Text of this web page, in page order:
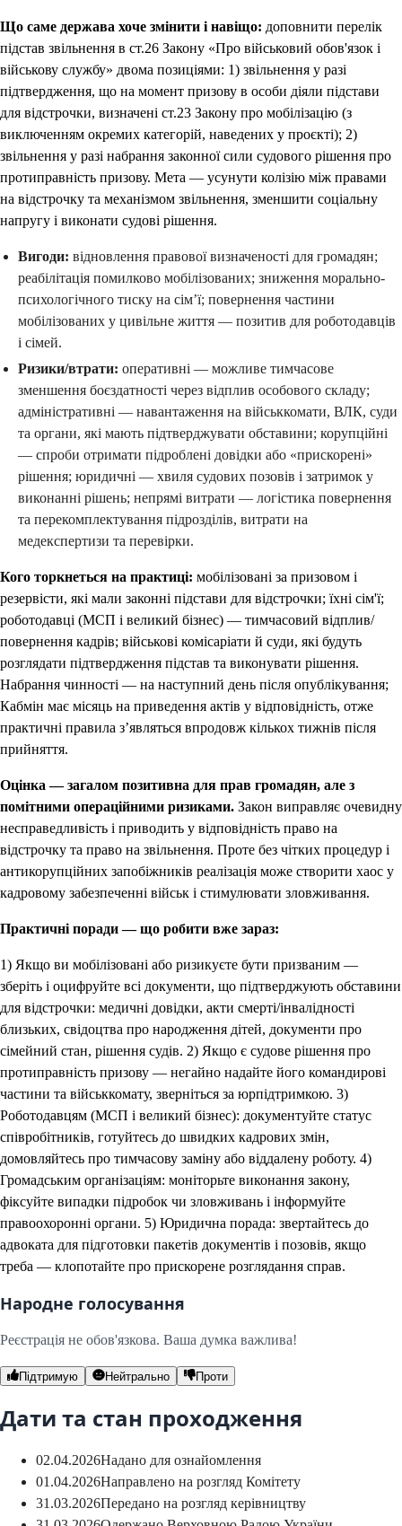
Що саме держава хоче змінити і навіщо: доповнити перелік
підстав звільнення в ст.26 Закону «Про військовий обов'язок і
військову службу» двома позиціями: 1) звільнення у разі
підтвердження, що на момент призову в особи діяли підстави
для відстрочки, визначені ст.23 Закону про мобілізацію (з
виключенням окремих категорій, наведених у проєкті); 2)
звільнення у разі набрання законної сили судового рішення про
протиправність призову. Мета — усунути колізію між правами
на відстрочку та механізмом звільнення, зменшити соціальну
напругу і виконати судові рішення.
Вигоди: відновлення правової визначеності для громадян;
реабілітація помилково мобілізованих; зниження морально-
психологічного тиску на сім’ї; повернення частини
мобілізованих у цивільне життя — позитив для роботодавців
і сімей.
Ризики/втрати: оперативні — можливе тимчасове
зменшення боєздатності через відплив особового складу;
адміністративні — навантаження на військкомати, ВЛК, суди
та органи, які мають підтверджувати обставини; корупційні
— спроби отримати підроблені довідки або «прискорені»
рішення; юридичні — хвиля судових позовів і затримок у
виконанні рішень; непрямі витрати — логістика повернення
та перекомплектування підрозділів, витрати на
медекспертизи та перевірки.
Кого торкнеться на практиці: мобілізовані за призовом і
резервісти, які мали законні підстави для відстрочки; їхні сім'ї;
роботодавці (МСП і великий бізнес) — тимчасовий відплив/
повернення кадрів; військові комісаріати й суди, які будуть
розглядати підтвердження підстав та виконувати рішення.
Набрання чинності — на наступний день після опублікування;
Кабмін має місяць на приведення актів у відповідність, отже
практичні правила з’являться впродовж кількох тижнів після
прийняття.
Оцінка — загалом позитивна для прав громадян, але з
помітними операційними ризиками. Закон виправляє очевидну
несправедливість і приводить у відповідність право на
відстрочку та право на звільнення. Проте без чітких процедур і
антикорупційних запобіжників реалізація може створити хаос у
кадровому забезпеченні військ і стимулювати зловживання.
Практичні поради — що робити вже зараз:
1) Якщо ви мобілізовані або ризикуєте бути призваним —
зберіть і оцифруйте всі документи, що підтверджують обставини
для відстрочки: медичні довідки, акти смерті/інвалідності
близьких, свідоцтва про народження дітей, документи про
сімейний стан, рішення судів. 2) Якщо є судове рішення про
протиправність призову — негайно надайте його командирові
частини та військкомату, зверніться за юрпідтримкою. 3)
Роботодавцям (МСП і великий бізнес): документуйте статус
співробітників, готуйтесь до швидких кадрових змін,
домовляйтесь про тимчасову заміну або віддалену роботу. 4)
Громадським організаціям: моніторьте виконання закону,
фіксуйте випадки підробок чи зловживань і інформуйте
правоохоронні органи. 5) Юридична порада: звертайтесь до
адвоката для підготовки пакетів документів і позовів, якщо
треба — клопотайте про прискорене розглядання справ.
Народне голосування
Реєстрація не обов'язкова. Ваша думка важлива!
Підтримую Нейтрально Проти
Дати та стан проходження
02.04.2026Надано для ознайомлення
01.04.2026Направлено на розгляд Комітету
31.03.2026Передано на розгляд керівництву